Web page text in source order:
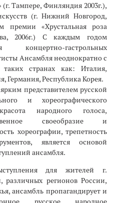
Тампере, Финляндия 2003г.),
(г. Нижний Новгород,
премии «Хрустальная роза
2006г.) С каждым годом
концертно-гастрольных
Ансамбля неоднократно с
странах как: Италия,
Германия, Республика Корея.
представителем русской
и хореографического
народного голоса,
своеобразие и
хореографии, трепетность
является основой
ансамбля.
для жителей г.
различных регионов России,
ансамбль пропагандирует и